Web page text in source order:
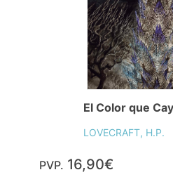
El Color que
LOVECRAFT, H.P.
PVP. 16,90€